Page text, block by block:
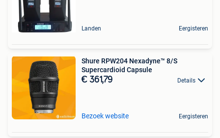
Landen Eergisteren
Shure RPW204 Nexadyne™ 8/S
Supercardioid Capsule
€ 361,79 Details
Bezoek website Eergisteren